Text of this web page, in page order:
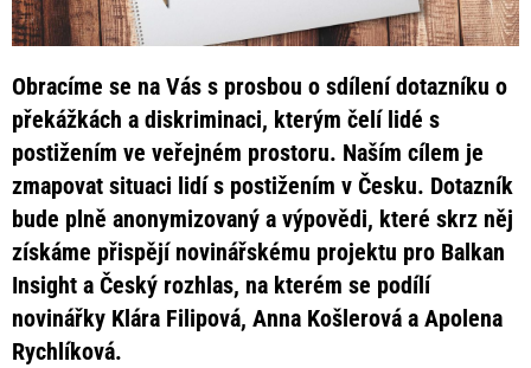
Obracíme se na Vás s prosbou o sdílení dotazníku o
překážkách a diskriminaci, kterým čelí lidé s
postižením ve veřejném prostoru. Naším cílem je
zmapovat situaci lidí s postižením v Česku. Dotazník
bude plně anonymizovaný a výpovědi, které skrz něj
získáme přispějí novinářskému projektu pro Balkan
Insight a Český rozhlas, na kterém se podílí
novinářky Klára Filipová, Anna Košlerová a Apolena
Rychlíková.